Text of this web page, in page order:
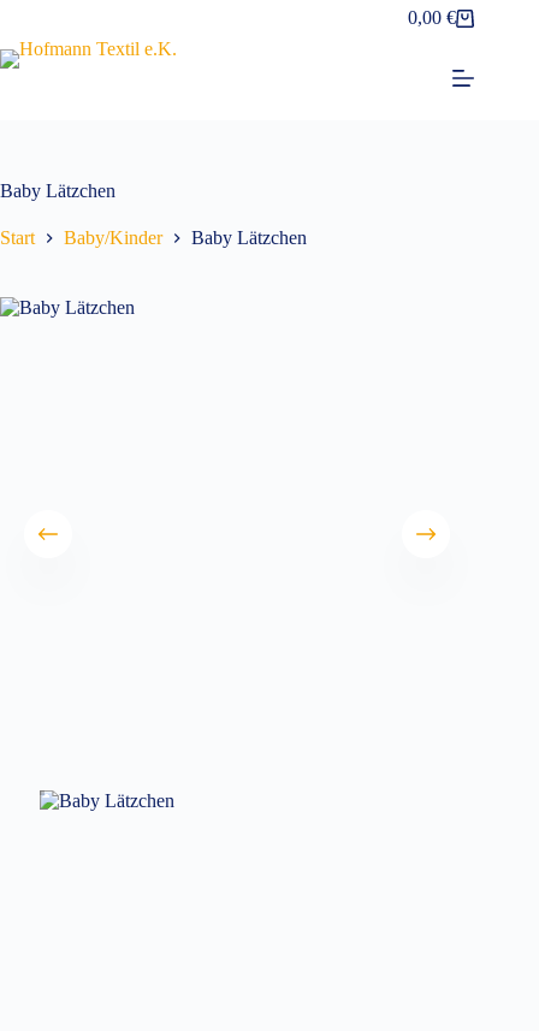
springen
Warenkorb
0,00€
Baby Lätzchen
Start Baby/Kinder Baby Lätzchen